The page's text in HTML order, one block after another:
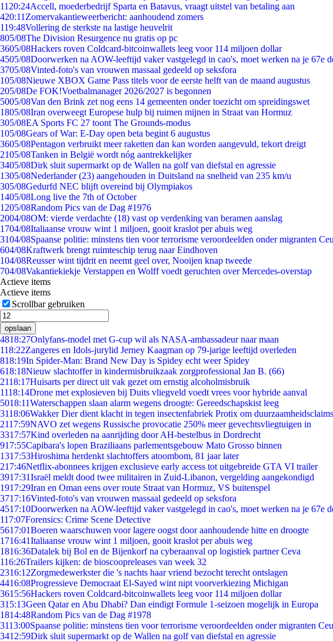
11 20:24Accell, moederbedrijf Sparta en Batavus, vraagt uitstel van betaling aan
420:11 Zomervakantieweerbericht: aanhoudend zomers
119:48Vollering de sterkste na lastige heuvelrit
805/08The Division Resurgence nu gratis op pc
3605/08Hackers roven Coldcard-bitcoinwallets leeg voor 114 miljoen dollar
4505/08Doorwerken na AOW-leeftijd vaker vastgelegd in cao's, moet werken na je 67e
3705/08Vinted-foto's van vrouwen massaal gedeeld op seksfora
105/08Nieuwe XBOX Game Pass titels voor de eerste helft van de maand augustus
205/08De FOK!Voetbalmanager 2026/2027 is begonnen
5005/08Van den Brink zet nog eens 14 gemeenten onder toezicht om spreidingswet
1805/08Iran overweegt Europese hulp bij ruimen mijnen in Straat van Hormuz
305/08EA Sports FC 27 toont The Grounds-modus
105/08Gears of War: E-Day open beta begint 6 augustus
3605/08Pentagon verbruikt meer raketten dan kan worden aangevuld, tekort dreigt
2105/08Tanken in België wordt nóg aantrekkelijker
3405/08Dirk sluit supermarkt op de Wallen na golf van diefstal en agressie
1305/08Nederlander (23) aangehouden in Duitsland na snelheid van 235 km/u
305/08Gedurfd NEC blijft overeind bij Olympiakos
1405/08Long live the 7th of October
1205/08Random Pics van de Dag #1976
2004/08OM: vierde verdachte (18) vast op verdenking van beramen aanslag
1704/08Italiaanse vrouw wint 1 miljoen, gooit kraslot per abuis weg
3104/08Spaanse politie: minstens tien voor terrorisme veroordeelden onder migranten
604/08Kraftwerk brengt ruimteschip terug naar Eindhoven
104/08Reusser wint tijdrit en neemt geel over, Nooijen knap tweede
704/08Vakantiekiekje Verstappen en Wolff voedt geruchten over Mercedes-overstap
Actieve items
Actieve items
Scrollbar gebruiken
opslaan
4818:27Onlyfans-model met G-cup wil als NASA-ambassadeur naar maan
118:22Zangeres en Idols-jurylid Jerney Kaagman op 79-jarige leeftijd overleden
818:19In Spider-Man: Brand New Day is Spidey echt weer Spidey
618:18Nieuw slachtoffer in kindermisbruikzaak zorgprofessional Jan B. (66)
2118:17Huisarts per direct uit vak gezet om ernstig alcoholmisbruik
1118:14Drone met explosieven bij Duits vliegveld voedt vrees voor hybride aanval
5018:11Waterschappen slaan alarm wegens droogte: Gereedschapskist leeg
3118:06Wakker Dier dient klacht in tegen insectenfabriek Protix om duurzaamheidsclaims
2117:59NAVO zet wegens Russische provocatie 250% meer gevechtsvliegtuigen in
3317:57Kind overleden na aanrijding door AH-bestelbus in Dordrecht
917:55Capibara's lopen Braziliaans parlementsgebouw Mato Grosso binnen
1317:53Hiroshima herdenkt slachtoffers atoombom, 81 jaar later
217:46Netflix-abonnees krijgen exclusieve early access tot uitgebreide GTA VI trailer
3917:31Israël meldt dood twee militairen in Zuid-Libanon, vergelding aangekondigd
1917:29Iran en Oman eens over route Straat van Hormuz, VS buitenspel
3717:16Vinted-foto's van vrouwen massaal gedeeld op seksfora
4517:10Doorwerken na AOW-leeftijd vaker vastgelegd in cao's, moet werken na je 67e
117:07Forensics: Crime Scene Detective
5617:01Boeren waarschuwen voor lagere oogst door aanhoudende hitte en droogte
1716:41Italiaanse vrouw wint 1 miljoen, gooit kraslot per abuis weg
1816:36Datalek bij Bol en de Bijenkorf na cyberaanval op logistiek partner Ceva
116:26Trailers kijken: de bioscoopreleases van week 32
2316:12Zorgmedewerkster die 's nachts haar vriend bezocht terecht ontslagen
4416:08Progressieve Democraat El-Sayed wint nipt voorverkiezing Michigan
3615:56Hackers roven Coldcard-bitcoinwallets leeg voor 114 miljoen dollar
315:13Geen Qatar en Abu Dhabi? Dan eindigt Formule 1-seizoen mogelijk in Europa
1814:48Random Pics van de Dag #1978
3113:00Spaanse politie: minstens tien voor terrorisme veroordeelden onder migranten
3412:59Dirk sluit supermarkt op de Wallen na golf van diefstal en agressie